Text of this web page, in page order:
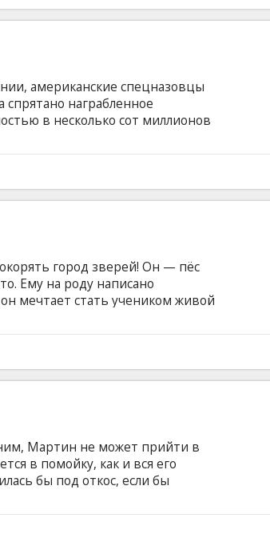
американские спецназовцы
спрятано награбленное
в несколько сот миллионов
план и уходят в
не так, как они надеялись: и вот
миссии у парней остается.
латышском и русском языках.
город зверей! Он — пёс
Ему на роду написано
мечтает стать учеником живой
если не вешать хвост, то всё в
и латышском языке.
Мартин не может прийти в
в помойку, как и вся его
бы под откос, если бы
связь со своей дочкой и